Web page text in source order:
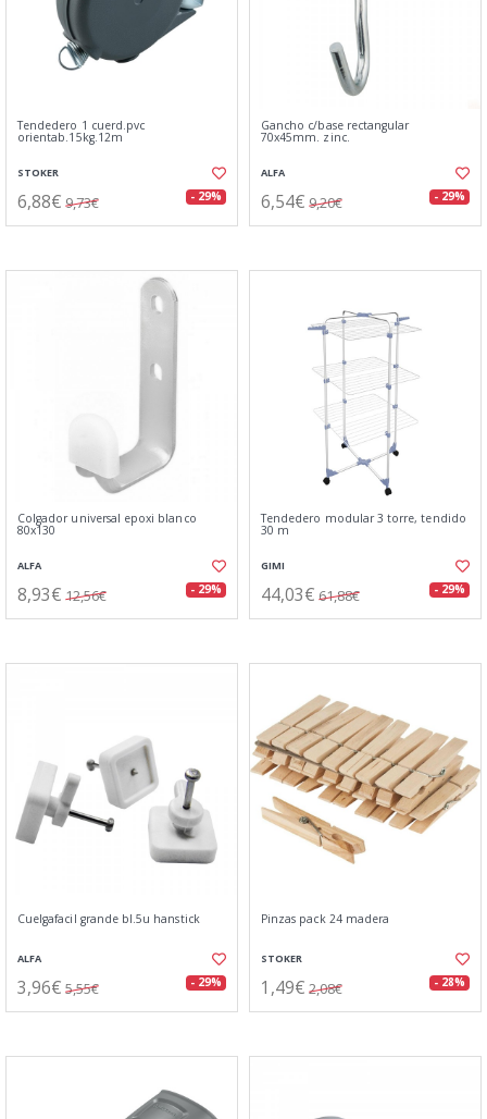
Tendedero 1 cuerd.pvc
orientab.15kg.12m
STOKER
6,88€ 9,73€ - 29%
Gancho c/base rectangular
70x45mm. zinc.
ALFA
6,54€ 9,20€ - 29%
Colgador universal epoxi blanco
80x130
ALFA
8,93€ 12,56€ - 29%
Tendedero modular 3 torre, tendido
30 m
GIMI
44,03€ 61,88€ - 29%
Cuelgafacil grande bl.5u hanstick
ALFA
3,96€ 5,55€ - 29%
Pinzas pack 24 madera
STOKER
1,49€ 2,08€ - 28%